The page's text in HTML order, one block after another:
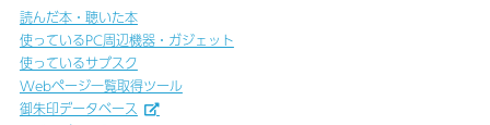
読んだ本・聴いた本
使っているPC周辺機器・ガジェット
使っているサブスク
Webページ一覧取得ツール
御朱印データベース